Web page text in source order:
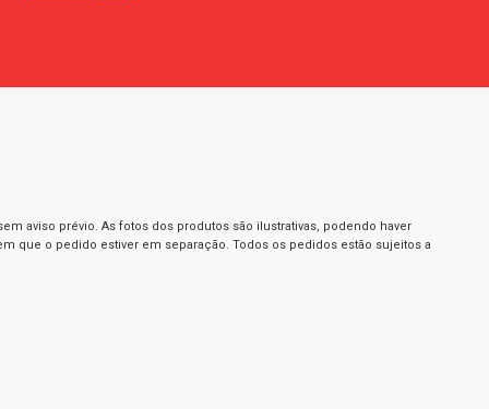
aviso prévio. As fotos dos produtos são ilustrativas, podendo haver
que o pedido estiver em separação. Todos os pedidos estão sujeitos a